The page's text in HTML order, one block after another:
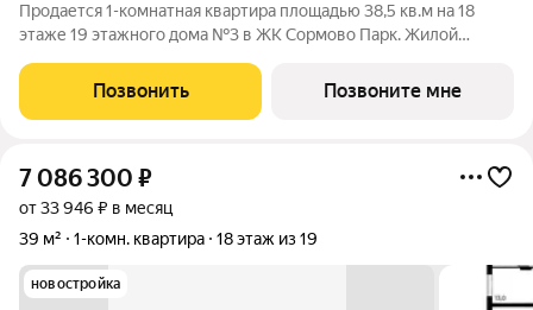
Продается 1-комнатная квартира площадью 38,5 кв.м на 18
этаже 19 этажного дома №3 в ЖК Сормово Парк. Жилой
центральной локации Сормовского района Нижнего
Новгорода. В окружении комплекса Сормовский
Позвонить Позвоните мне
7 086 300 ₽
от 33 946 ₽ в месяц
39 м²
1-комн. квартира 18 этаж из 19
новостройка